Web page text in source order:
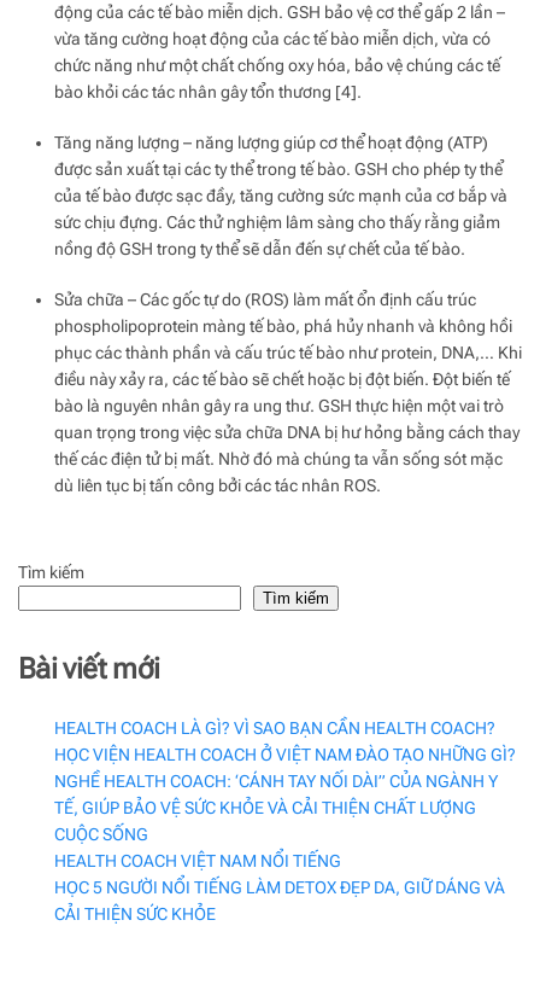
động của các tế bào miễn dịch. GSH bảo vệ cơ thể gấp 2 lần –
vừa tăng cường hoạt động của các tế bào miễn dịch, vừa có
chức năng như một chất chống oxy hóa, bảo vệ chúng các tế
bào khỏi các tác nhân gây tổn thương [4].
Tăng năng lượng – năng lượng giúp cơ thể hoạt động (ATP)
được sản xuất tại các ty thể trong tế bào. GSH cho phép ty thể
của tế bào được sạc đầy, tăng cường sức mạnh của cơ bắp và
sức chịu đựng. Các thử nghiệm lâm sàng cho thấy rằng giảm
nồng độ GSH trong ty thể sẽ dẫn đến sự chết của tế bào.
Sửa chữa – Các gốc tự do (ROS) làm mất ổn định cấu trúc
phospholipoprotein màng tế bào, phá hủy nhanh và không hồi
phục các thành phần và cấu trúc tế bào như protein, DNA,… Khi
điều này xảy ra, các tế bào sẽ chết hoặc bị đột biến. Đột biến tế
bào là nguyên nhân gây ra ung thư. GSH thực hiện một vai trò
quan trọng trong việc sửa chữa DNA bị hư hỏng bằng cách thay
thế các điện tử bị mất. Nhờ đó mà chúng ta vẫn sống sót mặc
dù liên tục bị tấn công bởi các tác nhân ROS.
Tìm kiếm
Tìm kiếm
Bài viết mới
HEALTH COACH LÀ GÌ? VÌ SAO BẠN CẦN HEALTH COACH?
HỌC VIỆN HEALTH COACH Ở VIỆT NAM ĐÀO TẠO NHỮNG GÌ?
NGHỀ HEALTH COACH: ‘CÁNH TAY NỐI DÀI” CỦA NGÀNH Y
TẾ, GIÚP BẢO VỆ SỨC KHỎE VÀ CẢI THIỆN CHẤT LƯỢNG
CUỘC SỐNG
HEALTH COACH VIỆT NAM NỔI TIẾNG
HỌC 5 NGƯỜI NỔI TIẾNG LÀM DETOX ĐẸP DA, GIỮ DÁNG VÀ
CẢI THIỆN SỨC KHỎE